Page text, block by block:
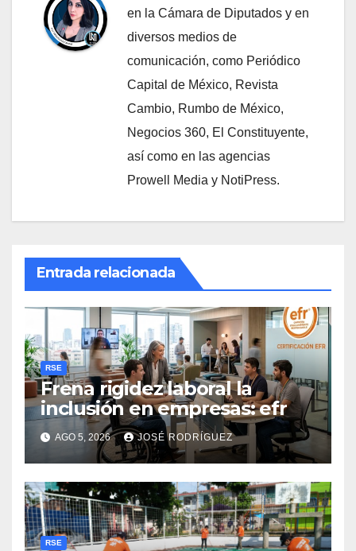
en la Cámara de Diputados y en
diversos medios de
comunicación, como Periódico
Capital de México, Revista
Cambio, Rumbo de México,
Negocios 360, El Constituyente,
así como en las agencias
Prowell Media y NotiPress.
Entrada relacionada
RSE
Frena rigidez laboral la
inclusión en empresas: efr
AGO 5, 2026 JOSÉ RODRÍGUEZ
RSE